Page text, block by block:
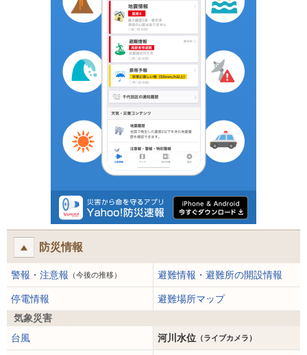
防災情報
警報・注意報 （今後の推移） 避難情報・避難所の開設情報
停電情報
避難場所マップ
気象災害
台風
河川水位 （ライブカメラ）